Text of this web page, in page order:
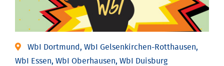
WbI Dortmund, WbI Gelsenkirchen-Rotthausen,
WbI Essen, WbI Oberhausen, WbI Duisburg